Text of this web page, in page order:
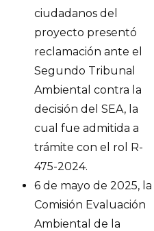
ciudadanos del
proyecto presentó
reclamación ante el
Segundo Tribunal
Ambiental contra la
decisión del SEA, la
cual fue admitida a
trámite con el rol R-
475-2024.
6 de mayo de 2025, la
Comisión Evaluación
Ambiental de la